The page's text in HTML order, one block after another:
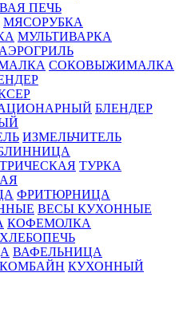
ПЕЧЬ
МЯСОРУБКА
МУЛЬТИВАРКА
АЭРОГРИЛЬ
СОКОВЫЖИМАЛКА
БЛЕНДЕР
ИЗМЕЛЬЧИТЕЛЬ
ТУРКА
ФРИТЮРНИЦА
ВЕСЫ КУХОННЫЕ
КОФЕМОЛКА
ХЛЕБОПЕЧЬ
ВАФЕЛЬНИЦА
КУХОННЫЙ